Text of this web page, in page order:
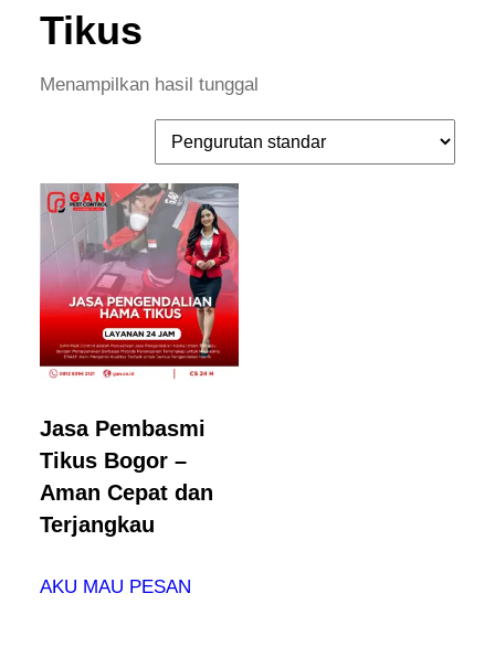
Tikus
Menampilkan hasil tunggal
Jasa Pembasmi
Tikus Bogor –
Aman Cepat dan
Terjangkau
AKU MAU PESAN